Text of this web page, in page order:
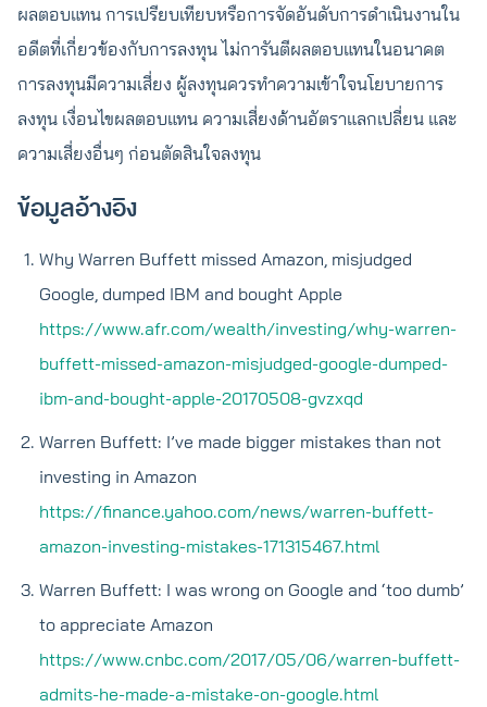
ผลตอบแทน การเปรียบเทียบหรือการจัดอันดับการดำเนินงานใน
อดีตที่เกี่ยวข้องกับการลงทุน ไม่การันตีผลตอบแทนในอนาคต
การลงทุนมีความเสี่ยง ผู้ลงทุนควรทำความเข้าใจนโยบายการ
ลงทุน เงื่อนไขผลตอบแทน ความเสี่ยงด้านอัตราแลกเปลี่ยน และ
ความเสี่ยงอื่นๆ ก่อนตัดสินใจลงทุน
ข้อมูลอ้างอิง
Why Warren Buffett missed Amazon, misjudged
Google, dumped IBM and bought Apple
https://www.afr.com/wealth/investing/why-warren-
buffett-missed-amazon-misjudged-google-dumped-
ibm-and-bought-apple-20170508-gvzxqd
Warren Buffett: I’ve made bigger mistakes than not
investing in Amazon
https://finance.yahoo.com/news/warren-buffett-
amazon-investing-mistakes-171315467.html
Warren Buffett: I was wrong on Google and ‘too dumb’
to appreciate Amazon
https://www.cnbc.com/2017/05/06/warren-buffett-
admits-he-made-a-mistake-on-google.html